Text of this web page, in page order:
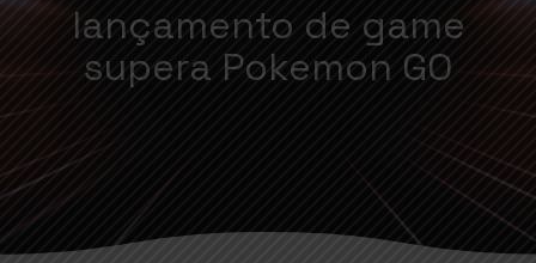
lançamento de game
supera Pokemon GO